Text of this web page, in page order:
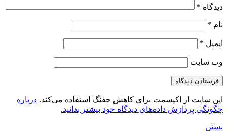
دیدگاه *
نام *
ایمیل *
وب‌ سایت
این سایت از اکیسمت برای کاهش جفنگ استفاده می‌کند. درباره
چگونگی پردازش داده‌های دیدگاه خود بیشتر بدانید.
بستن